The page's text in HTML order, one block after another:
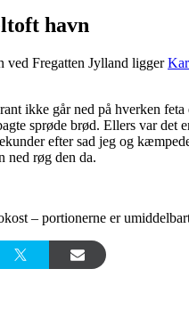
havn
ved Fregatten Jylland ligger
ikke går ned på hverken
sprøde brød. Ellers var
efter sad jeg og
ned røg den da.
– portionerne er